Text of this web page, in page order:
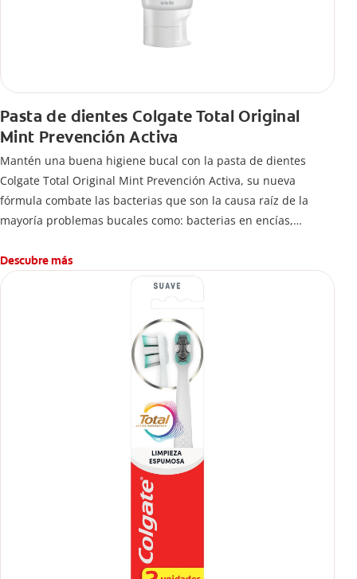
Pasta de dientes Colgate Total Original
Mint Prevención Activa
Mantén una buena higiene bucal con la pasta de dientes
Colgate Total Original Mint Prevención Activa, su nueva
fórmula combate las bacterias que son la causa raíz de la
mayoría problemas bucales como: bacterias en encías,
caries.
Descubre más